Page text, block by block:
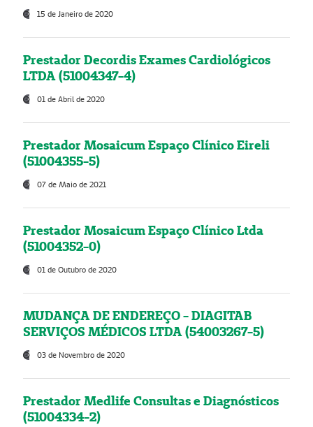
15 de Janeiro de 2020
Prestador Decordis Exames Cardiológicos
LTDA (51004347-4)
01 de Abril de 2020
Prestador Mosaicum Espaço Clínico Eireli
(51004355-5)
07 de Maio de 2021
Prestador Mosaicum Espaço Clínico Ltda
(51004352-0)
01 de Outubro de 2020
MUDANÇA DE ENDEREÇO - DIAGITAB
SERVIÇOS MÉDICOS LTDA (54003267-5)
03 de Novembro de 2020
Prestador Medlife Consultas e Diagnósticos
(51004334-2)